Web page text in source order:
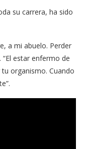
su carrera, ha sido
a mi abuelo. Perder
estar enfermo de
organismo. Cuando